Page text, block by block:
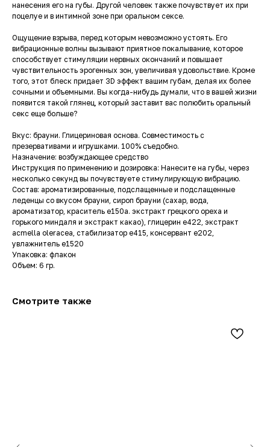
нанесения его на губы. Другой человек также почувствует их при
поцелуе и в интимной зоне при оральном сексе.
Ощущение взрыва, перед которым невозможно устоять. Его
вибрационные волны вызывают приятное покалывание, которое
способствует стимуляции нервных окончаний и повышает
чувствительность эрогенных зон, увеличивая удовольствие. Кроме
того, этот блеск придает 3D эффект вашим губам, делая их более
сочными и объемными. Вы когда-нибудь думали, что в вашей жизни
появится такой глянец, который заставит вас полюбить оральный
секс еще больше?
Вкус: брауни. Глицериновая основа. Совместимость с
презервативами и игрушками. 100% съедобно.
Назначение: возбуждающее средство
Инструкция по применению и дозировка: Нанесите на губы, через
несколько секунд вы почувствуете стимулирующую вибрацию.
Состав: ароматизированные, подслащенные и подслащенные
леденцы со вкусом брауни, сироп брауни (сахар, вода,
ароматизатор, краситель e150a. экстракт грецкого ореха и
горького миндаля и экстракт какао), глицерин e422, экстракт
acmella oleracea, стабилизатор e415, консервант e202,
увлажнитель e1520
Упаковка: флакон
Объем: 6 гр.
Смотрите также